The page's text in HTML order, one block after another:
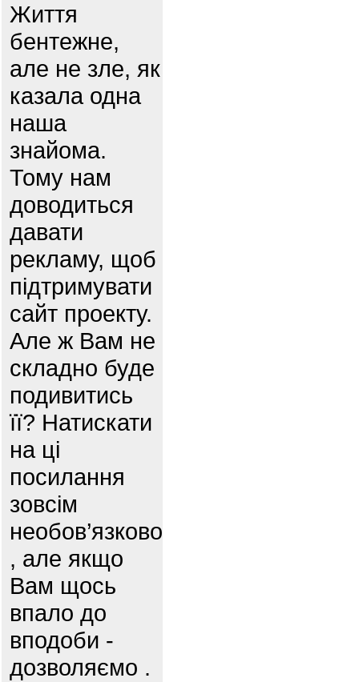
Життя
бентежне,
але не зле, як
казала одна
наша
знайома.
Тому нам
доводиться
давати
рекламу, щоб
підтримувати
сайт проекту.
Але ж Вам не
складно буде
подивитись
її? Натискати
на ці
посилання
зовсім
необов’язково
, але якщо
Вам щось
впало до
вподоби -
дозволяємо .